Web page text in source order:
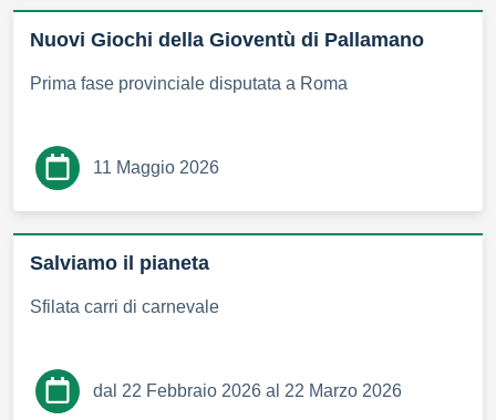
Nuovi Giochi della Gioventù di Pallamano
Prima fase provinciale disputata a Roma
11 Maggio 2026
Salviamo il pianeta
Sfilata carri di carnevale
dal 22 Febbraio 2026 al 22 Marzo 2026